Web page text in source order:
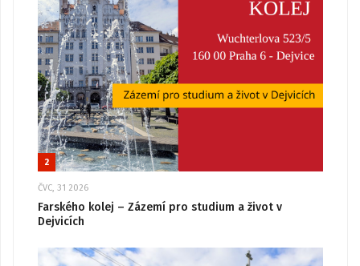
2
ČVC, 31 2026
Farského kolej – Zázemí pro studium a život v
Dejvicích